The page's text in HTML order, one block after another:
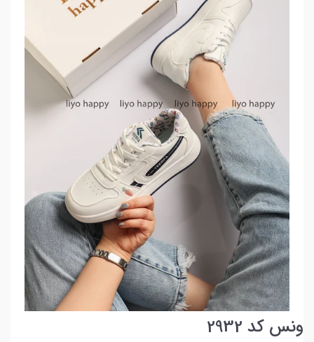
ونس کد 2932